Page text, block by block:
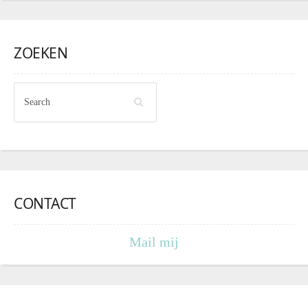
ZOEKEN
CONTACT
Mail mij